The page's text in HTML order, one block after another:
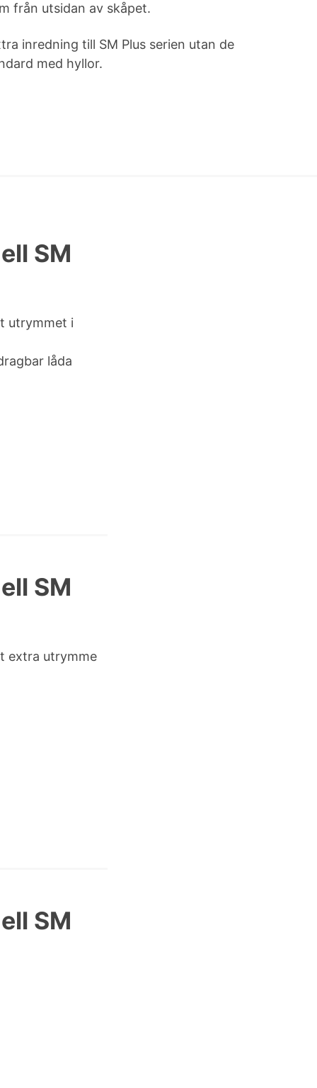
från utsidan av skåpet.
inredning till SM Plus serien utan de
med hyllor.
SM
utrymmet i
låda
SM
extra utrymme
SM